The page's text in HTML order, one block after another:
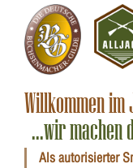
Willkommen im
...wir machen
Als autorisierter